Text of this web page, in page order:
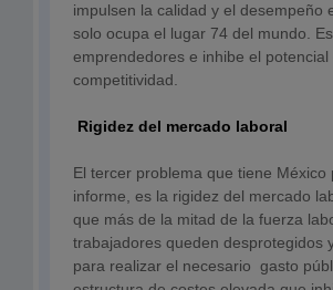
impulsen la calidad y el desempeño
solo ocupa el lugar 74 del mundo.
emprendedores e inhibe el
competitividad.
Rigidez del mercado laboral
El tercer problema que tiene
informe, es la rigidez del mercado
que más de la mitad de la fuerza
trabajadores queden
para realizar el necesario gasto